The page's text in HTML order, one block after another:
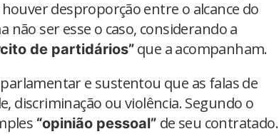
houver desproporção entre o alcance do
não ser esse o caso, considerando a
de partidários”que a acompanham.
e sustentou que as falas de
discriminação ou violência. Segundo o
“opinião pessoal” de seu contratado.